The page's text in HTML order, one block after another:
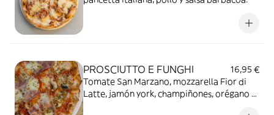
PROSCIUTTO E FUNGHI
16,95 €
Tomate San Marzano, mozzarella Fior di
Latte, jamón york, champiñones, orégano y